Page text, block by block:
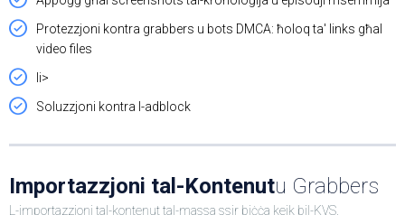
Protezzjoni kontra grabbers u bots DMCA: ħoloq ta' links għal
video files
li>
Soluzzjoni kontra l-adblock
Importazzjoni tal-Kontenutu Grabbers
L-importazzjoni tal-kontenut tal-massa ssir biċċa kejk bil-KVS.